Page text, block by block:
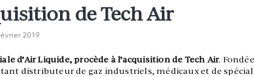
de Tech Air
2019
d’Air Liquide, procède à l’acquisition de Tech Air.
distributeur de gaz industriels, médicaux et de